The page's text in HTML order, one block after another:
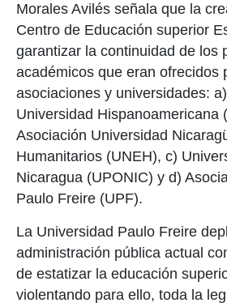
Morales Avilés señala que la
Centro de Educación superior
garantizar la continuidad de los
académicos que eran ofrecidos
asociaciones y universidades:
Universidad Hispanoamericana
Asociación Universidad
Humanitarios (UNEH), c)
Nicaragua (UPONIC) y d)
Paulo Freire (UPF).
La Universidad Paulo Freire
administración pública actual
de estatizar la educación
violentando para ello, toda la